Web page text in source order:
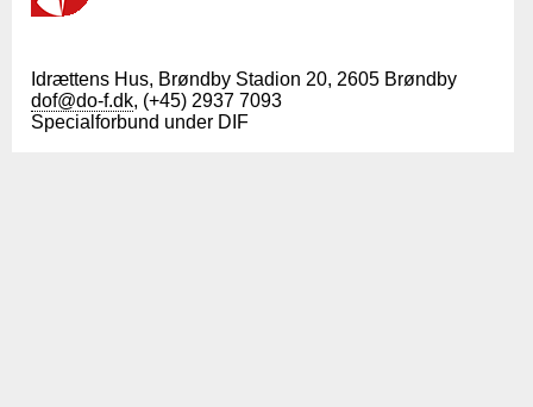
Idrættens Hus, Brøndby Stadion 20, 2605 Brøndby
dof@do-f.dk, (+45) 2937 7093
Specialforbund under DIF